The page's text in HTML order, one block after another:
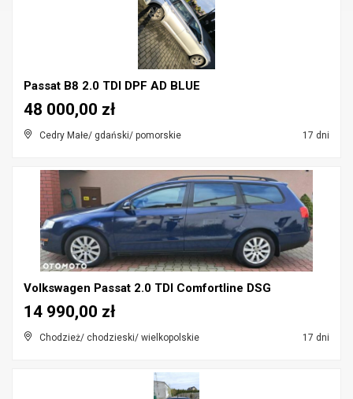
Passat B8 2.0 TDI DPF AD BLUE
Cedry Małe/ gdański/ pomorskie 17 dni
48 000,00 zł
Volkswagen Passat 2.0 TDI Comfortline DSG
Chodzież/ chodzieski/ wielkopolskie 17 dni
14 990,00 zł